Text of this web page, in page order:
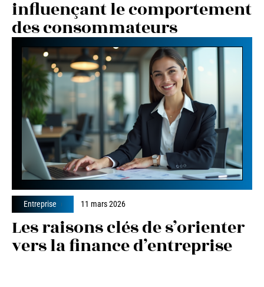
influençant le comportement
des consommateurs
Entreprise 11 mars 2026
Les raisons clés de s’orienter
vers la finance d’entreprise